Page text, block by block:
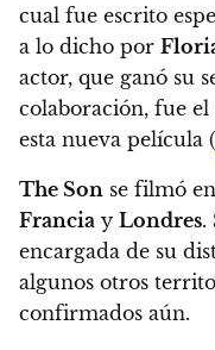
cual fue escrito
a lo dicho por
actor, que ganó su
colaboración, fue
esta nueva película (
The Son se filmó
Francia y Londres.
encargada de su
algunos otros
confirmados aún.